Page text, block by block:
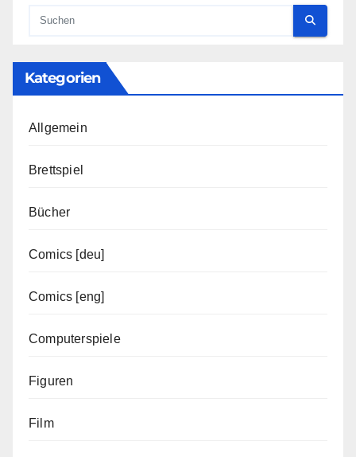
Kategorien
Allgemein
Brettspiel
Bücher
Comics [deu]
Comics [eng]
Computerspiele
Figuren
Film